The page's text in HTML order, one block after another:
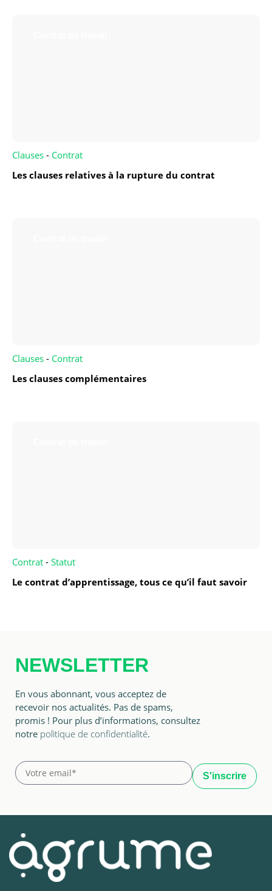
Clauses - Contrat
Les clauses relatives à la rupture du contrat
Clauses - Contrat
Les clauses complémentaires
Contrat - Statut
Le contrat d’apprentissage, tous ce qu’il faut savoir
NEWSLETTER
En vous abonnant, vous acceptez de
recevoir nos actualités. Pas de spams,
promis ! Pour plus d’informations, consultez
notre politique de confidentialité.